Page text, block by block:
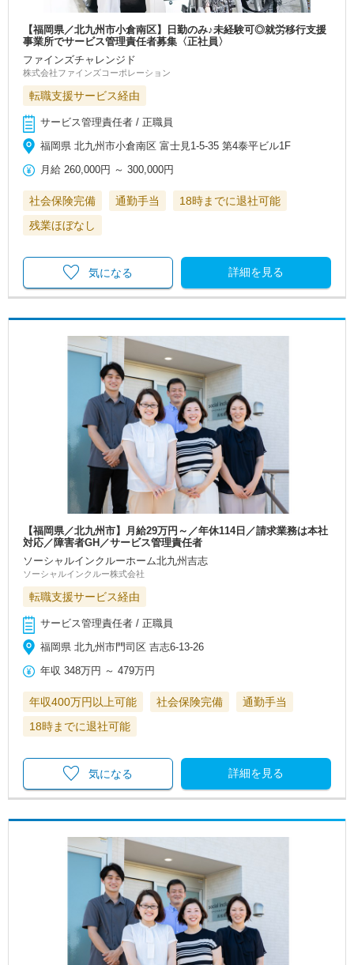
【福岡県／北九州市小倉南区】日勤のみ♪未経験可◎就労移行支援
事業所でサービス管理責任者募集〈正社員〉
ファインズチャレンジド
株式会社ファインズコーポレーション
転職支援サービス経由
サービス管理責任者 / 正職員
福岡県 北九州市小倉南区 富士見1-5-35 第4泰平ビル1F
月給 260,000円 ～300,000円
社会保険完備 通勤手当
18時までに退社可能
残業ほぼなし
詳細を見る
気になる
【福岡県／北九州市】月給29万円～／年休114日／請求業務は本社
対応／障害者GH／サービス管理責任者
ソーシャルインクルーホーム北九州吉志
ソーシャルインクルー株式会社
転職支援サービス経由
サービス管理責任者 / 正職員
福岡県 北九州市門司区 吉志6-13-26
年収 348万円 ～479万円
年収400万円以上可能 社会保険完備
通勤手当
18時までに退社可能
詳細を見る
気になる